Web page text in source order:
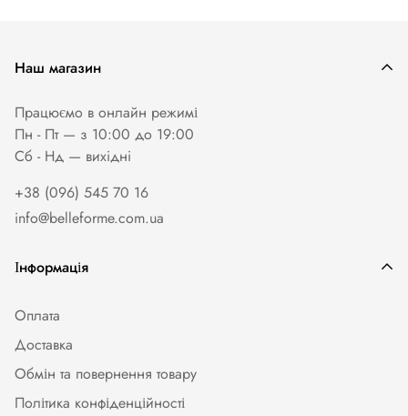
Наш магазин
Працюємо в онлайн режимі
Пн - Пт — з 10:00 до 19:00
Сб - Нд — вихiднi
+38 (096) 545 70 16
info@belleforme.com.ua
Інформація
Оплата
Доставка
Обмін та повернення товару
Політика конфіденційності